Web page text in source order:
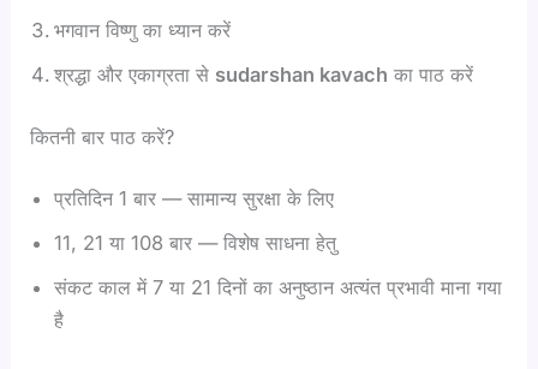
भगवान विष्णु का ध्यान करें
श्रद्धा और एकाग्रता से sudarshan kavach का पाठ करें
कितनी बार पाठ करें?
प्रतिदिन 1 बार — सामान्य सुरक्षा के लिए
11, 21 या 108 बार — विशेष साधना हेतु
संकट काल में 7 या 21 दिनों का अनुष्ठान अत्यंत प्रभावी माना गया
है